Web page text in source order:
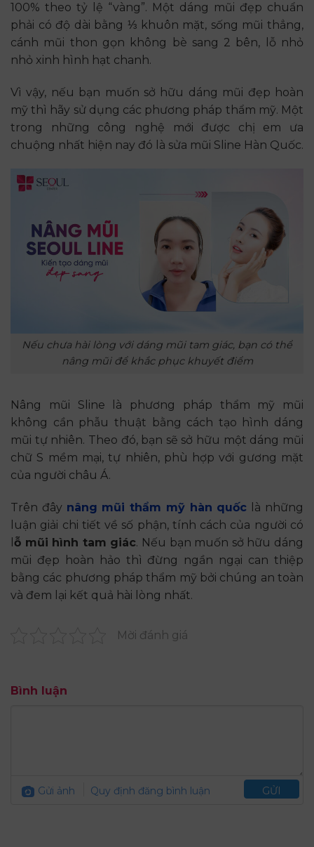
100% theo tỷ lệ “vàng”. Một dáng mũi đẹp chuẩn
phải có độ dài bằng ⅓ khuôn mặt, sống mũi thẳng,
cánh mũi thon gọn không bè sang 2 bên, lỗ nhỏ
nhỏ xinh hình hạt chanh.
Vì vậy, nếu bạn muốn sở hữu dáng mũi đẹp hoàn
mỹ thì hãy sử dụng các phương pháp thẩm mỹ. Một
trong những công nghệ mới được chị em ưa
chuộng nhất hiện nay đó là sửa mũi Sline Hàn Quốc.
Nếu chưa hài lòng với dáng mũi tam giác, bạn có thể
nâng mũi để khắc phục khuyết điểm
Nâng mũi Sline là phương pháp thẩm mỹ mũi
không cần phẫu thuật bằng cách tạo hình dáng
mũi tự nhiên. Theo đó, bạn sẽ sở hữu một dáng mũi
chữ S mềm mại, tự nhiên, phù hợp với gương mặt
của người châu Á.
Trên đây nâng mũi thẩm mỹ hàn quốc là những
luận giải chi tiết về số phận, tính cách của người có
ỗ mũi hình tam giác. Nếu bạn muốn sở hữu dáng
mũi đẹp hoàn hảo thì đừng ngần ngại can thiệp
bằng các phương pháp thẩm mỹ bởi chúng an toàn
và đem lại kết quả hài lòng nhất.
Mời đánh giá
Bình luận
Gửi ảnh Quy định đăng bình luận GỬI